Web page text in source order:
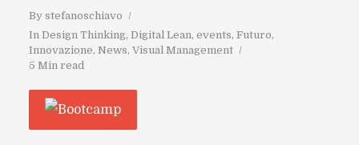
By stefanoschiavo
In Design Thinking, Digital Lean, events, Futuro,
Innovazione, News, Visual Management
5 Min read